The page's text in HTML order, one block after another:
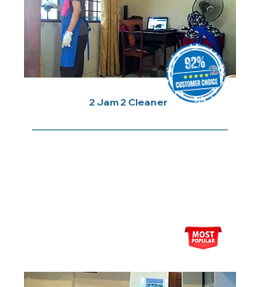
2 Jam 2 Cleaner
5x Sesi Cuci Rumah